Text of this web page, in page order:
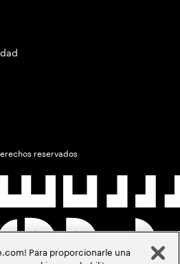
reservados
Para proporcionarle una